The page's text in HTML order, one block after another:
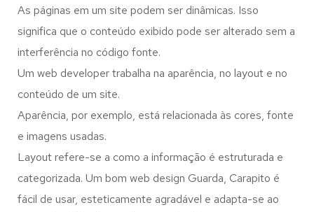
As páginas em um site podem ser dinâmicas. Isso
significa que o conteúdo exibido pode ser alterado sem a
interferência no código fonte.
Um web developer trabalha na aparência, no layout e no
conteúdo de um site.
Aparência, por exemplo, está relacionada às cores, fonte
e imagens usadas.
Layout refere-se a como a informação é estruturada e
categorizada. Um bom web design Guarda, Carapito é
fácil de usar, esteticamente agradável e adapta-se ao